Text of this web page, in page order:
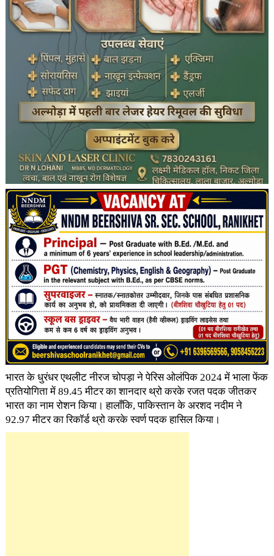
भारत के धुरंधर एथलीट नीरज चोपड़ा ने पेरिस ओलंपिक 2024 में भाला फेंक
प्रतियोगिता में 89.45 मीटर का शानदार थ्रो करके रजत पदक जीतकर
भारत का नाम रोशन किया। हालाँकि, पाकिस्तान के अरशद नदीम ने
92.97 मीटर का रिकॉर्ड थ्रो करके स्वर्ण पदक हासिल किया।